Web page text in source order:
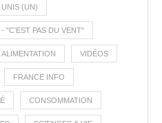
UNIS (UN)
- "C'EST PAS DU VENT"
VIDÉOS
FRANCE INFO
CONSOMMATION